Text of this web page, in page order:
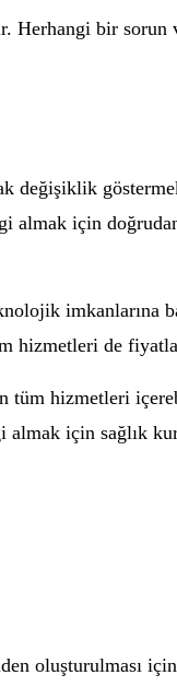
Herhangi bir
değişiklik
almak için
imkanlarına
hizmetleri de
tüm hizmetleri
almak için sağlık
oluşturulması